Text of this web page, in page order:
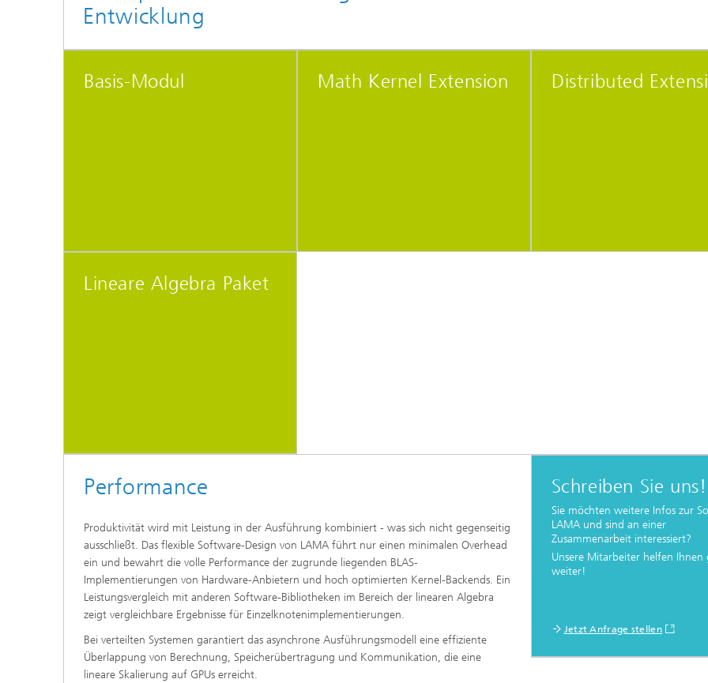
Entwicklung
Basis-Modul Math Kernel Extension Distributed
Lineare Algebra Paket
Performance
Produktivität wird mit Leistung in der Ausführung kombiniert - was sich nicht gegenseitig
ausschließt. Das flexible Software-Design von LAMA führt nur einen minimalen Overhead
ein und bewahrt die volle Performance der zugrunde liegenden BLAS-
Implementierungen von Hardware-Anbietern und hoch optimierten Kernel-Backends. Ein
Leistungsvergleich mit anderen Software-Bibliotheken im Bereich der linearen Algebra
zeigt vergleichbare Ergebnisse für Einzelknotenimplementierungen.
Bei verteilten Systemen garantiert das asynchrone Ausführungsmodell eine effiziente
Überlappung von Berechnung, Speicherübertragung und Kommunikation, die eine
lineare Skalierung auf GPUs erreicht.
Schreiben Sie uns!
Sie möchten weitere Infos zur
LAMA und sind an einer
Zusammenarbeit interessiert?
Unsere Mitarbeiter helfen Ihnen
weiter!
Jetzt Anfrage stellen